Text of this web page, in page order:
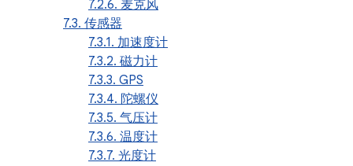
7.2.6. 麦克风
7.3. 传感器
7.3.1. 加速度计
7.3.2. 磁力计
7.3.3. GPS
7.3.4. 陀螺仪
7.3.5. 气压计
7.3.6. 温度计
7.3.7. 光度计